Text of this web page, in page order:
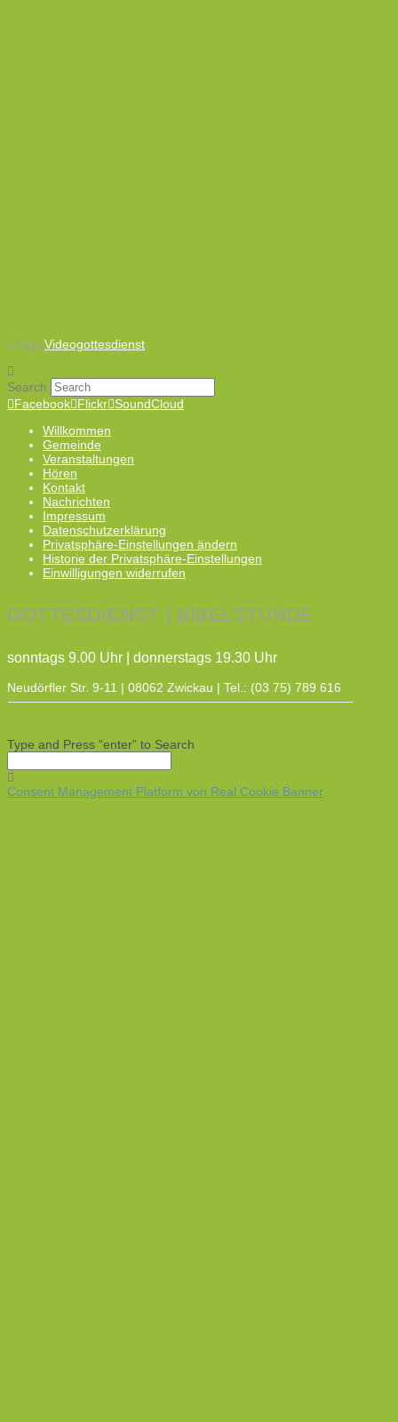
Tags:Videogottesdienst
Search
Facebook Flickr SoundCloud
Willkommen
Gemeinde
Veranstaltungen
Hören
Kontakt
Nachrichten
Impressum
Datenschutzerklärung
Privatsphäre-Einstellungen ändern
Historie der Privatsphäre-Einstellungen
Einwilligungen widerrufen
GOTTESDIENST | BIBELSTUNDE
sonntags 9.00 Uhr | donnerstags 19.30 Uhr
Neudörfler Str. 9-11 | 08062 Zwickau | Tel.: (03 75) 789 616
Type and Press “enter” to Search
Consent Management Platform von Real Cookie Banner